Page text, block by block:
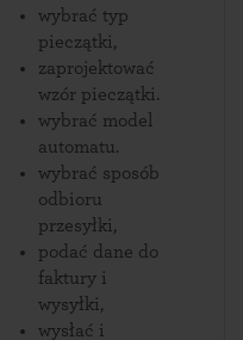
wybrać typ
pieczątki,
zaprojektować
wzór pieczątki.
wybrać model
automatu.
wybrać sposób
odbioru
przesyłki,
podać dane do
faktury i
wysyłki,
wysłać i